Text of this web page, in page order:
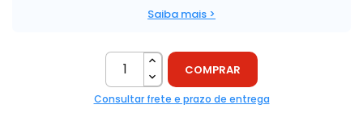
Saiba mais >
COMPRAR
Consultar frete e prazo de entrega